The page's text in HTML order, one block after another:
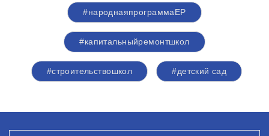
#народнаяпрограммаЕР
#капитальныйремонтшкол
#строительствошкол #детский сад